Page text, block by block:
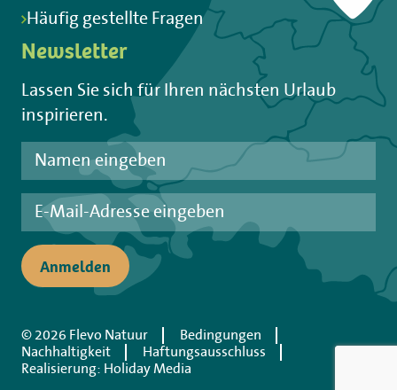
Häufig gestellte Fragen
Newsletter
Lassen Sie sich für Ihren nächsten Urlaub
inspirieren.
Anmelden
© 2026 Flevo Natuur
Bedingungen
Nachhaltigkeit
Haftungsausschluss
Realisierung: Holiday Media